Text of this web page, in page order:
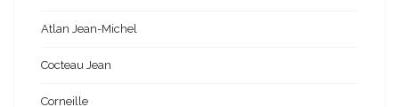
Atlan Jean-Michel
Cocteau Jean
Corneille